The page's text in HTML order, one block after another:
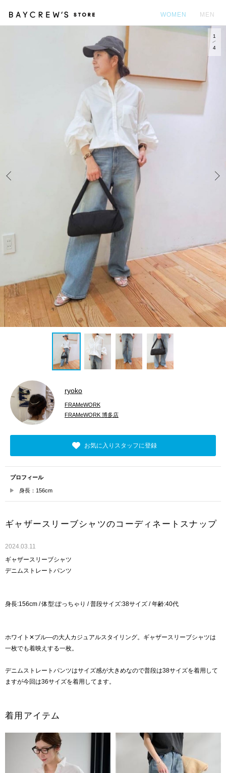
WOMEN MEN
1
4
ryoko
FRAMeWORK
FRAMeWORK 博多店
お気に入りスタッフに登録
プロフィール
身長：156cm
ギャザースリーブシャツのコーディネートスナップ
2024.03.11
ギャザースリーブシャツ
デニムストレートパンツ
身長:156cm / 体型:ぽっちゃり / 普段サイズ:38サイズ / 年齢:40代
ホワイト✕ブル―の大人カジュアルスタイリング。ギャザースリーブシャツは
一枚でも着映えする一枚。
デニムストレートパンツはサイズ感が大きめなので普段は38サイズを着用して
ますが今回は36サイズを着用してます。
着用アイテム